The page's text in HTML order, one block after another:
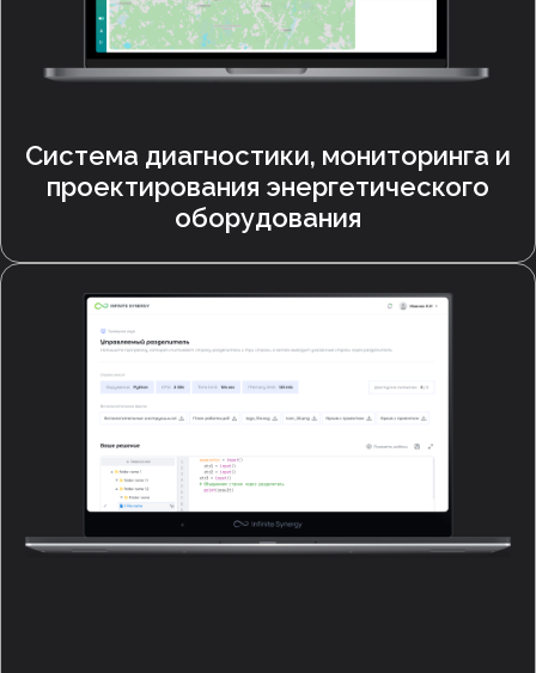
Система диагностики, мониторинга и
проектирования энергетического
оборудования